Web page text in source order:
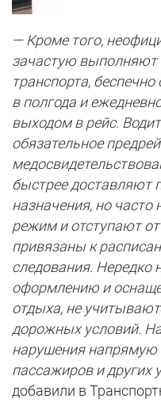
— Кроме того,
зачастую
транспорта, беспечно
в полгода и
выходом в рейс.
обязательное
быстрее доставляют
назначения, но
режим и отступают
привязаны к
следования. Нередко
оформлению и
отдыха, не
дорожных условий.
нарушения напрямую
пассажиров и других
добавили в